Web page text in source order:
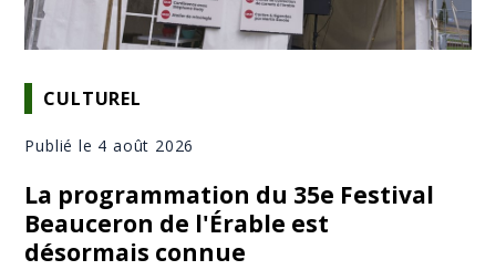
CULTUREL
Publié le 4 août 2026
La programmation du 35e Festival
Beauceron de l'Érable est
désormais connue